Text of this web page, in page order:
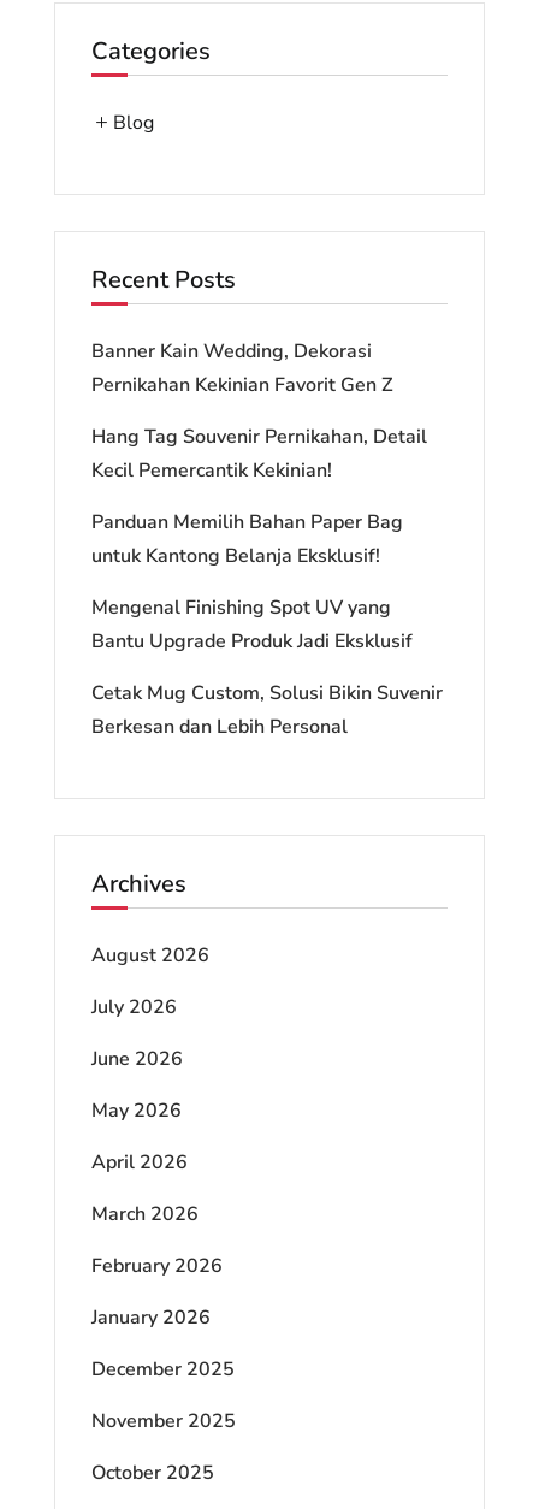
Categories
Blog
Recent Posts
Banner Kain Wedding, Dekorasi
Pernikahan Kekinian Favorit Gen Z
Hang Tag Souvenir Pernikahan, Detail
Kecil Pemercantik Kekinian!
Panduan Memilih Bahan Paper Bag
untuk Kantong Belanja Eksklusif!
Mengenal Finishing Spot UV yang
Bantu Upgrade Produk Jadi Eksklusif
Cetak Mug Custom, Solusi Bikin Suvenir
Berkesan dan Lebih Personal
Archives
August 2026
July 2026
June 2026
May 2026
April 2026
March 2026
February 2026
January 2026
December 2025
November 2025
October 2025